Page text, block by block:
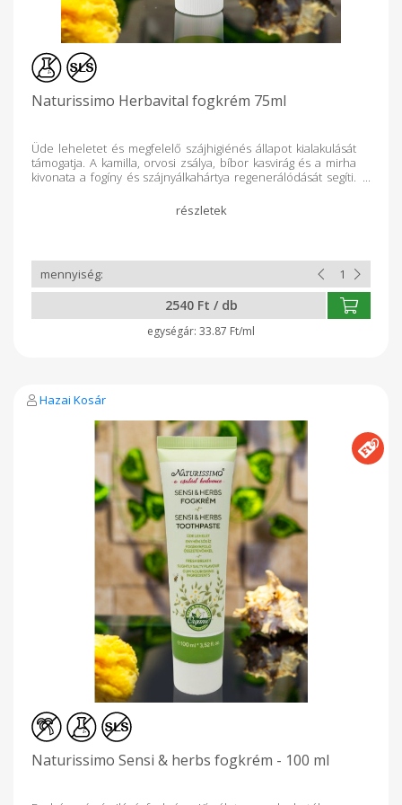
Naturissimo Herbavital fogkrém 75ml
Üde leheletet és megfelelő szájhigiénés állapot kialakulását
támogatja. A kamilla, orvosi zsálya, bíbor kasvirág és a mirha
kivonata a fogíny és szájnyálkahártya regenerálódását segíti.
is. Mérsékelheti a fogkő lerakódását és a lepedék
képződését. Hozzáadott S.L.S., fluorid tartalmú sók és
2540 Ft / db
33.87 Ft/ml
Hazai Kosár
Naturissimo Sensi & herbs fogkrém - 100 ml